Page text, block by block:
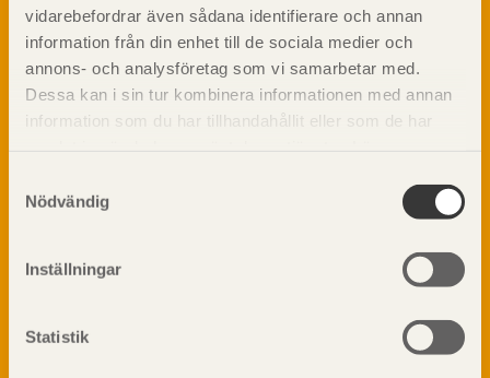
vidarebefordrar även sådana identifierare och annan
information från din enhet till de sociala medier och
annons- och analysföretag som vi samarbetar med.
Dessa kan i sin tur kombinera informationen med annan
information som du har tillhandahållit eller som de har
Nödvändig
Inställningar
Statistik
Materialet trä
Skogsbruk
Barrträdets uppbyggnad
Träets egenskaper och kvalitet
Kemisk behandling
Fakta om Limträ
Fukt
Ljud
TräGuiden är den digitala handboken för trä och
materialet trä samt instruktioner för byggande
med trä.
Prenumerera på TräGuidens nyhetsbrev!